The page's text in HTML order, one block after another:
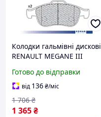
Колодки гальмівні дискові
RENAULT MEGANE III
2008.11- FOMAR (FO
931481) Fomar Borg
Automotive
Готово до відправки
від 136₴/міс
1 365₴
1 706 ₴